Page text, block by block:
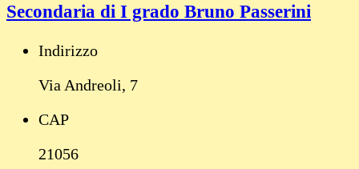
Secondaria di I grado Bruno Passerini
Indirizzo
Via Andreoli, 7
CAP
21056